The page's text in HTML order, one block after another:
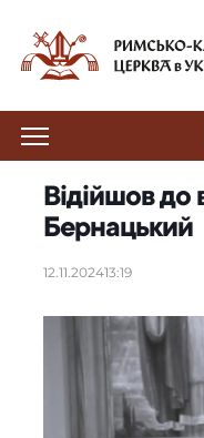
Відійшов до
Бернацький
12.11.202413:19